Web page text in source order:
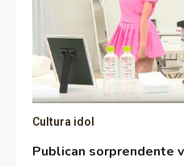
Cultura idol
Publican sorprendente